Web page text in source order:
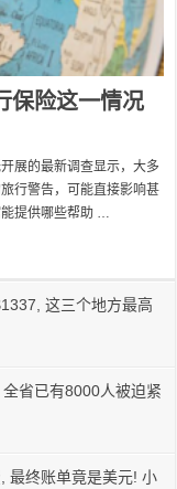
保险这一情况
展的最新调查显示，大多
行警告，可能直接影响甚
能提供哪些帮助 …
这三个地方最高
省已有8000人被迫紧
最终账单竟是美元! 小